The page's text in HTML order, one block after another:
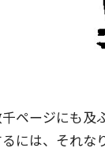
ページにも及
には、それな